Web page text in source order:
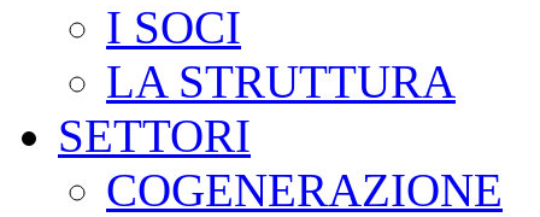
I SOCI
LA STRUTTURA
SETTORI
COGENERAZIONE